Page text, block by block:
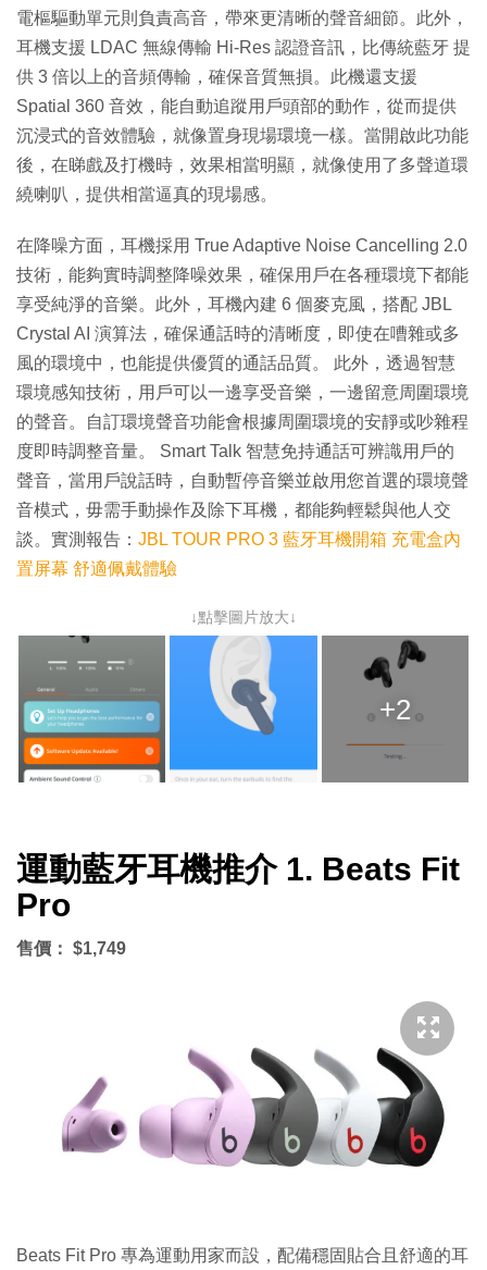
電樞驅動單元則負責高音，帶來更清晰的聲音細節。此外，
耳機支援 LDAC 無線傳輸 Hi-Res 認證音訊，比傳統藍牙 提
供 3 倍以上的音頻傳輸，確保音質無損。此機還支援
Spatial 360 音效，能自動追蹤用戶頭部的動作，從而提供
沉浸式的音效體驗，就像置身現場環境一樣。當開啟此功能
後，在睇戲及打機時，效果相當明顯，就像使用了多聲道環
繞喇叭，提供相當逼真的現場感。
在降噪方面，耳機採用 True Adaptive Noise Cancelling 2.0
技術，能夠實時調整降噪效果，確保用戶在各種環境下都能
享受純淨的音樂。此外，耳機內建 6 個麥克風，搭配 JBL
Crystal AI 演算法，確保通話時的清晰度，即使在嘈雜或多
風的環境中，也能提供優質的通話品質。 此外，透過智慧
環境感知技術，用戶可以一邊享受音樂，一邊留意周圍環境
的聲音。自訂環境聲音功能會根據周圍環境的安靜或吵雜程
度即時調整音量。 Smart Talk 智慧免持通話可辨識用戶的
聲音，當用戶說話時，自動暫停音樂並啟用您首選的環境聲
音模式，毋需手動操作及除下耳機，都能夠輕鬆與他人交
談。實測報告： JBL TOUR PRO 3 藍牙耳機開箱 充電盒內
置屏幕 舒適佩戴體驗
↓點擊圖片放大↓
+2
運動藍牙耳機推介 1. Beats Fit
Pro
售價： $1,749
Beats Fit Pro 專為運動用家而設，配備穩固貼合且舒適的耳